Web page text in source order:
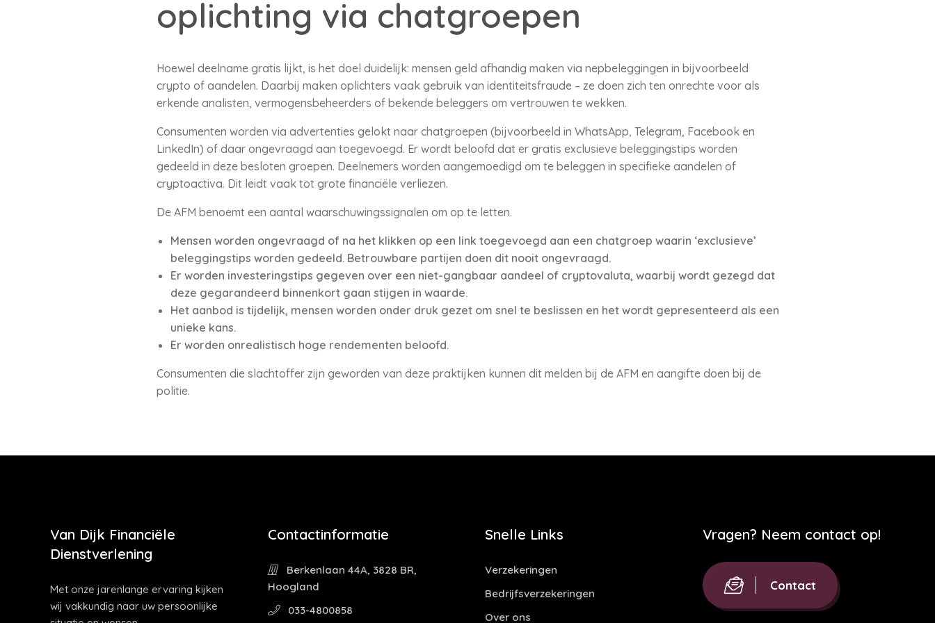
oplichting via chatgroepen
Hoewel deelname gratis lijkt, is het doel duidelijk: mensen geld afhandig maken via nepbeleggingen in bijvoorbeeld
crypto of aandelen. Daarbij maken oplichters vaak gebruik van identiteitsfraude – ze doen zich ten onrechte voor als
erkende analisten, vermogensbeheerders of bekende beleggers om vertrouwen te wekken.
Consumenten worden via advertenties gelokt naar chatgroepen (bijvoorbeeld in WhatsApp, Telegram, Facebook en
LinkedIn) of daar ongevraagd aan toegevoegd. Er wordt beloofd dat er gratis exclusieve beleggingstips worden
gedeeld in deze besloten groepen. Deelnemers worden aangemoedigd om te beleggen in specifieke aandelen of
cryptoactiva. Dit leidt vaak tot grote financiële verliezen.
De AFM benoemt een aantal waarschuwingssignalen om op te letten.
Mensen worden ongevraagd of na het klikken op een link toegevoegd aan een chatgroep waarin ‘exclusieve’
beleggingstips worden gedeeld. Betrouwbare partijen doen dit nooit ongevraagd.
Er worden investeringstips gegeven over een niet-gangbaar aandeel of cryptovaluta, waarbij wordt gezegd dat
deze gegarandeerd binnenkort gaan stijgen in waarde.
Het aanbod is tijdelijk, mensen worden onder druk gezet om snel te beslissen en het wordt gepresenteerd als een
unieke kans.
Er worden onrealistisch hoge rendementen beloofd.
Consumenten die slachtoffer zijn geworden van deze praktijken kunnen dit melden bij de AFM en aangifte doen bij de
politie.
Van Dijk Financiële
Dienstverlening
Met onze jarenlange ervaring kijken
wij vakkundig naar uw persoonlijke
Contactinformatie
Berkenlaan 44A, 3828 BR,
Hoogland
033-4800858
Snelle Links
Verzekeringen
Bedrijfsverzekeringen
Over ons
Vragen? Neem contact op!
Contact